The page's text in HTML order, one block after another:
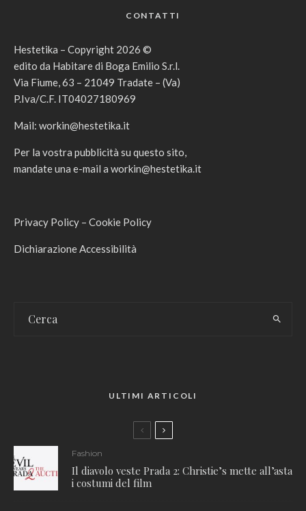
CONTATTI
Hestetika – Copyright 2026 ©
edito da Habitare di Boga Emilio S.r.l.
Via Fiume, 63 – 21049 Tradate – (Va)
P.Iva/C.F. IT04027180969
Mail: workin@hestetika.it
Per la vostra pubblicità su questo sito,
mandate una e-mail a workin@hestetika.it
Privacy Policy – Cookie Policy
Dichiarazione Accessibilità
ULTIMI ARTICOLI
Fashion
Il diavolo veste Prada 2: Christie’s mette all’asta
i costumi del film